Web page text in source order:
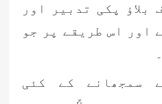
بلاؤ پکی تدبیر اور
اور اس طریقے پر جو
سمجھانے کے کئی